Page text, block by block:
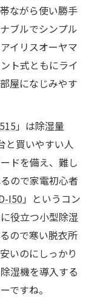
ながら使い勝手
ブルでシンプル
イリスオーヤマ
ト式ともにライ
屋になじみやす
」は除湿量
と買いやすい人
ドを備え、難し
ので家電初心者
I50 」というコン
役立つ小型除湿
ので寒い脱衣所
いのにしっかり
湿機を導入する
ですね​。